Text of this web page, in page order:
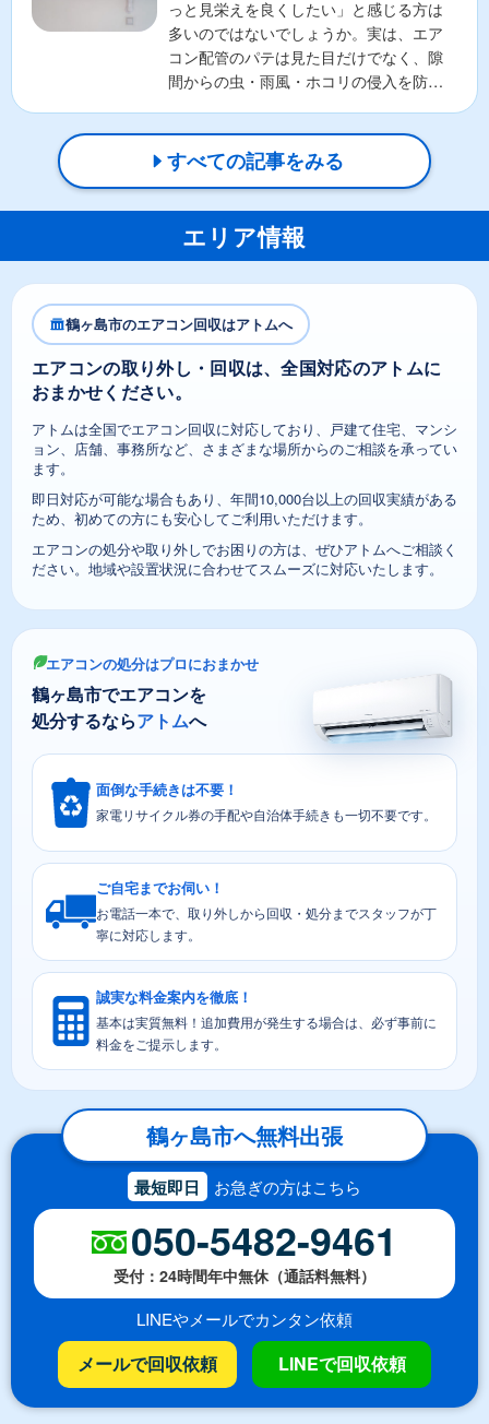
っと見栄えを良くしたい」と感じる方は
多いのではないでしょうか。実は、エア
コン配管のパテは見た目だけでなく、隙
間からの虫・雨風・ホコリの侵入を防ぐ
すべての記事をみる
エリア情報
鶴ヶ島市のエアコン回収はアトムへ
エアコンの取り外し・回収は、全国対応のアトムに
おまかせください。
アトムは全国でエアコン回収に対応しており、戸建て住宅、マンシ
ョン、店舗、事務所など、さまざまな場所からのご相談を承ってい
ます。
即日対応が可能な場合もあり、年間10,000台以上の回収実績がある
ため、初めての方にも安心してご利用いただけます。
エアコンの処分や取り外しでお困りの方は、ぜひアトムへご相談く
ださい。地域や設置状況に合わせてスムーズに対応いたします。
エアコンの処分はプロにおまかせ
鶴ヶ島市でエアコンを
処分するならアトムへ
面倒な手続きは不要！
家電リサイクル券の手配や自治体手続きも一切不要です。
ご自宅までお伺い！
お電話一本で、取り外しから回収・処分までスタッフが丁
寧に対応します。
誠実な料金案内を徹底！
基本は実質無料！追加費用が発生する場合は、必ず事前に
料金をご提示します。
鶴ヶ島市へ無料出張
最短即日 お急ぎの方はこちら
050-5482-9461
受付：24時間年中無休（通話料無料）
LINEやメールでカンタン依頼
メールで回収依頼 LINEで回収依頼